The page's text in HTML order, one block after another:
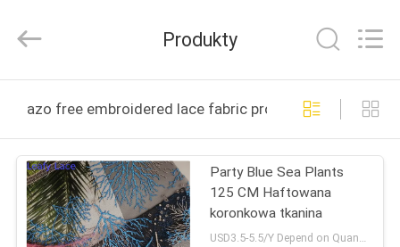
PRODUKTY
NAS
Reserved.
Produkty
azo free embroidered lace fabric produkcja online
Party Blue Sea Plants
125 CM Haftowana
koronkowa tkanina
USD3.5-5.5/Y Depend on Quanity MOQ:10 jardów